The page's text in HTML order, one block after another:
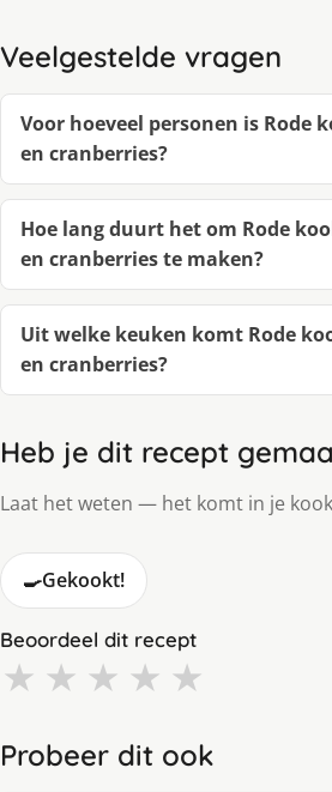
Veelgestelde vragen
Voor hoeveel personen is Rode
en cranberries?
Hoe lang duurt het om Rode
en cranberries te maken?
Uit welke keuken komt Rode
en cranberries?
Heb je dit recept
Laat het weten — het komt in je
🍳Gekookt!
Beoordeel dit recept
★ ★ ★ ★ ★
Probeer dit ook